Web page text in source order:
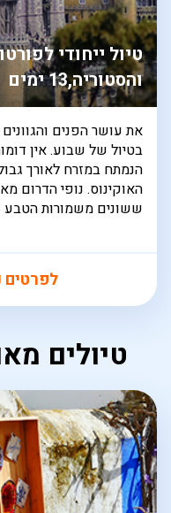
טיול ייחודי
והסטוריה,13 ימים
את עושר הפנים
בטיול של שבוע. אין
הנמתח במזרח לאורך
האוקינוס. נופי הדרום
ששונים משמורות הטבע
לפרטים
טיולים